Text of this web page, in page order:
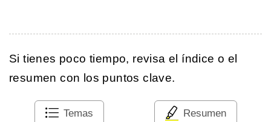
Si tienes poco tiempo, revisa el índice o el
resumen con los puntos clave.
Temas Resumen